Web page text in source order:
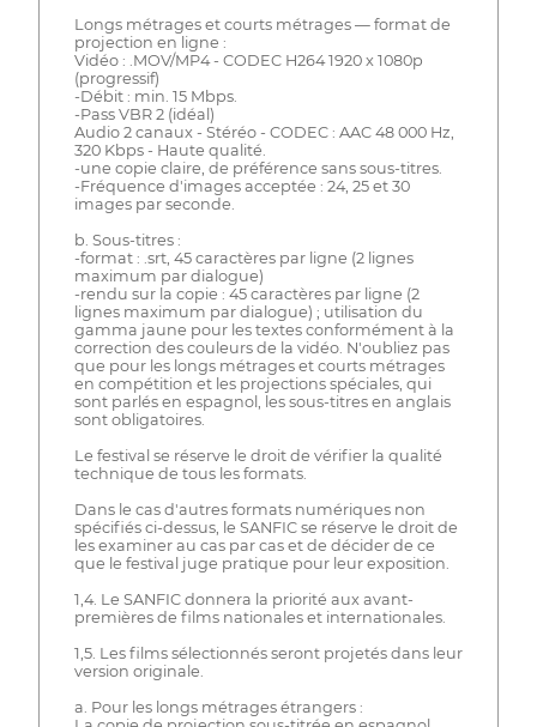
Longs métrages et courts métrages — format de
projection en ligne :
Vidéo : .MOV/MP4 - CODEC H264 1920 x 1080p
(progressif)
-Débit : min. 15 Mbps.
-Pass VBR 2 (idéal)
Audio 2 canaux - Stéréo - CODEC : AAC 48 000 Hz,
320 Kbps - Haute qualité.
-une copie claire, de préférence sans sous-titres.
-Fréquence d'images acceptée : 24, 25 et 30
images par seconde.
b. Sous-titres :
-format : .srt, 45 caractères par ligne (2 lignes
maximum par dialogue)
-rendu sur la copie : 45 caractères par ligne (2
lignes maximum par dialogue) ; utilisation du
gamma jaune pour les textes conformément à la
correction des couleurs de la vidéo. N'oubliez pas
que pour les longs métrages et courts métrages
en compétition et les projections spéciales, qui
sont parlés en espagnol, les sous-titres en anglais
sont obligatoires.
Le festival se réserve le droit de vérifier la qualité
technique de tous les formats.
Dans le cas d'autres formats numériques non
spécifiés ci-dessus, le SANFIC se réserve le droit de
les examiner au cas par cas et de décider de ce
que le festival juge pratique pour leur exposition.
1,4. Le SANFIC donnera la priorité aux avant-
premières de films nationales et internationales.
1,5. Les films sélectionnés seront projetés dans leur
version originale.
a. Pour les longs métrages étrangers :